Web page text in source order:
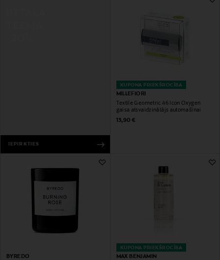
IEPIRKTIES
KUPONA PRIEKŠROCĪBA
MILLEFIORI
Textile Geometric 46 Icon Oxygen
gaisa atsvaidzinātājs automašīnai
Original Price
13,90 €
BYREDO
KUPONA PRIEKŠROCĪBA
MAX BENJAMIN